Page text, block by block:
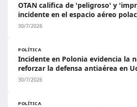
OTAN califica de 'peligroso' y
incidente en el espacio aéreo
30/7/2026
POLÍTICA
Incidente en Polonia evidencia la
reforzar la defensa antiaérea en
30/7/2026
POLÍTICA